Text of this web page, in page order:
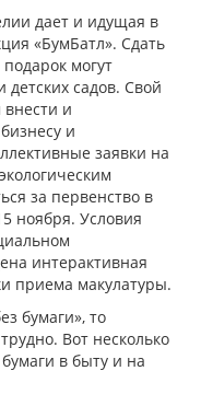
дает и идущая в
«БумБатл». Сдать
могут
садов. Свой
и
и
заявки на
за первенство в
ноября. Условия
интерактивная
приема макулатуры.
бумаги», то
Вот несколько
в быту и на